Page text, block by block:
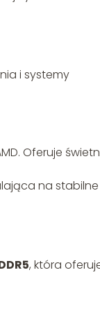
i systemy
Oferuje
na stabilne
, która